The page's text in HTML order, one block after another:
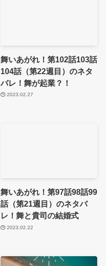
舞いあがれ！第102話103話
104話（第22週目）のネタ
バレ！舞が起業？！
2023.02.27
舞いあがれ！第97話98話99
話（第21週目）のネタバ
レ！舞と貴司の結婚式
2023.02.22